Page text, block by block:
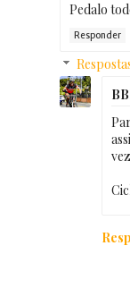
Pedalo
Responder